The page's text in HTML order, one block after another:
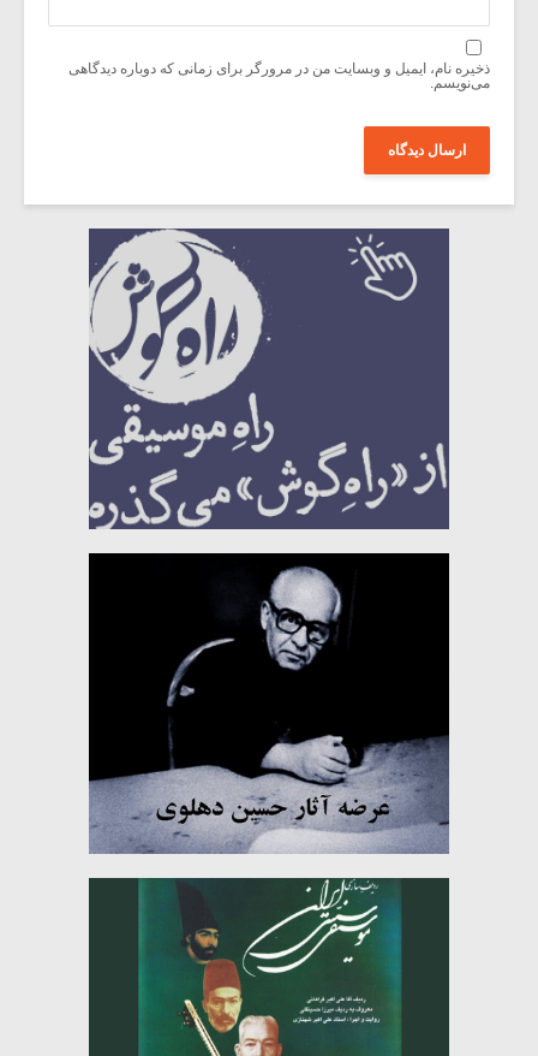
ذخیره نام، ایمیل و وبسایت من در مرورگر برای زمانی که دوباره دیدگاهی
می‌نویسم.